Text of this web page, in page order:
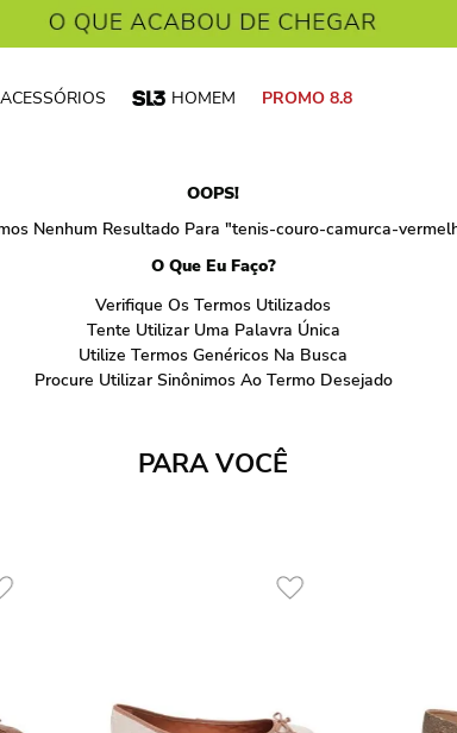
ACESSÓRIOS HOMEM PROMO 8.8
OOPS!
Nenhum Resultado Para "tenis-couro-camurca-
O Que Eu Faço?
Verifique Os Termos Utilizados
Tente Utilizar Uma Palavra Única
Utilize Termos Genéricos Na Busca
Procure Utilizar Sinônimos Ao Termo Desejado
PARA VOCÊ